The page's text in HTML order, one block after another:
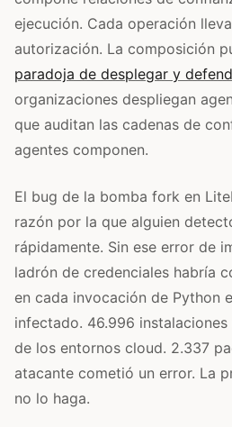
ejecución. Cada operación
autorización. La composición
paradoja de desplegar y
organizaciones despliegan
que auditan las cadenas de
agentes componen.
El bug de la bomba fork en
razón por la que alguien
rápidamente. Sin ese error de
ladrón de credenciales habría
en cada invocación de Python
infectado. 46.996
de los entornos cloud. 2.337
atacante cometió un error. La
no lo haga.